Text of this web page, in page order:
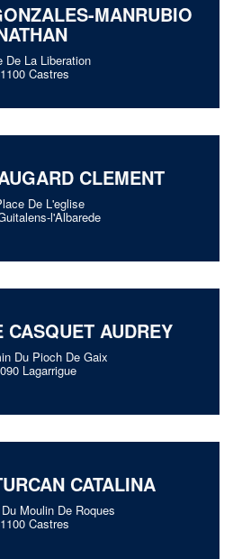
MANRUBIO
De La Liberation
Castres
CLEMENT
De L'eglise
l'Albarede
CASQUET AUDREY
Du Pioch De Gaix
Lagarrigue
CATALINA
Moulin De Roques
Castres